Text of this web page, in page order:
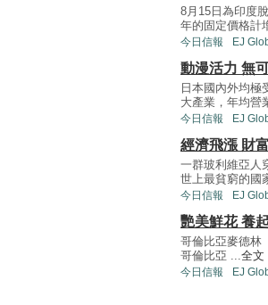
8月15日為印度
年的固定價格計
今日信報 EJ
動漫活力 無
日本國內外均極
大產業，年均營
今日信報 EJ
經濟飛漲 財
一群玻利維亞人
世上最貧窮的國
今日信報 EJ
艷美鮮花 養
哥倫比亞麥德林
哥倫比亞 ...全文
今日信報 EJ